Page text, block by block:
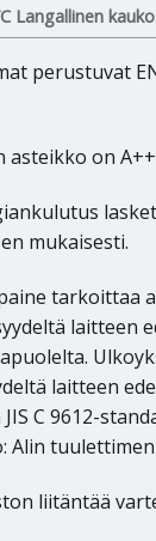
Langallinen
perustuvat
asteikko on
mukaisesti.
tarkoittaa
laitteen
laitteen
C 9612-
Alin
liitäntää